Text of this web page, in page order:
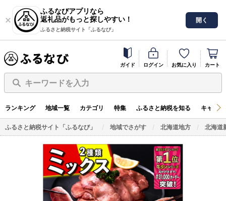
ふるなびアプリなら
返礼品がもっと探しやすい！
ふるさと納税サイト「ふるなび」
開く
ガイド ログイン お気に入り カート
キーワードを入力
ランキング 地域一覧 カテゴリ 特集 ふるさと納税を知る キャン
ふるさと納税サイト「ふるなび」 地域でさがす 北海道地方 北海道